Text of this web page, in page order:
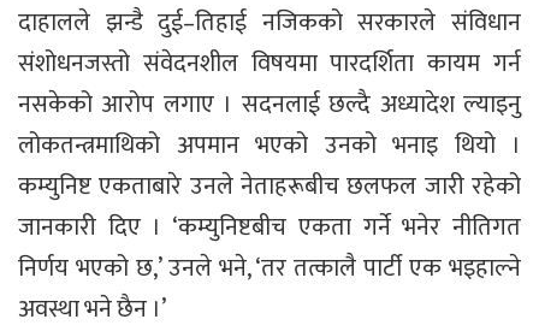
दाहालले झन्डै दुई–तिहाई नजिकको सरकारले संविधान
संशोधनजस्तो संवेदनशील विषयमा पारदर्शिता कायम गर्न
नसकेको आरोप लगाए । सदनलाई छल्दै अध्यादेश ल्याइनु
लोकतन्त्रमाथिको अपमान भएको उनको भनाइ थियो ।
कम्युनिष्ट एकताबारे उनले नेताहरूबीच छलफल जारी रहेको
जानकारी दिए । ‘कम्युनिष्टबीच एकता गर्ने भनेर नीतिगत
निर्णय भएको छ,’ उनले भने, ‘तर तत्कालै पार्टी एक भइहाल्ने
अवस्था भने छैन ।’